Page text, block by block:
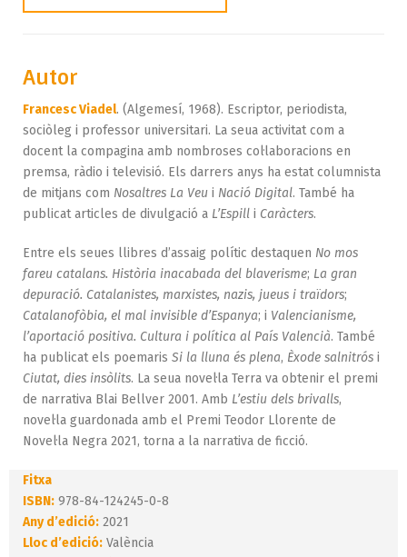
Autor
Francesc Viadel. (Algemesí, 1968). Escriptor, periodista,
sociòleg i professor universitari. La seua activitat com a
docent la compagina amb nombroses col·laboracions en
premsa, ràdio i televisió. Els darrers anys ha estat columnista
de mitjans com Nosaltres La Veu i Nació Digital. També ha
publicat articles de divulgació a L’Espill i Caràcters.
Entre els seues llibres d’assaig polític destaquen No mos
fareu catalans. Història inacabada del blaverisme; La gran
depuració. Catalanistes, marxistes, nazis, jueus i traïdors;
Catalanofòbia, el mal invisible d’Espanya; i Valencianisme,
l’aportació positiva. Cultura i política al País Valencià. També
ha publicat els poemaris Si la lluna és plena, Èxode salnitrós i
Ciutat, dies insòlits. La seua novel·la Terra va obtenir el premi
de narrativa Blai Bellver 2001. Amb L’estiu dels brivalls,
novel·la guardonada amb el Premi Teodor Llorente de
Novel·la Negra 2021, torna a la narrativa de ficció.
Fitxa
ISBN: 978-84-124245-0-8
Any d’edició: 2021
Lloc d’edició: València